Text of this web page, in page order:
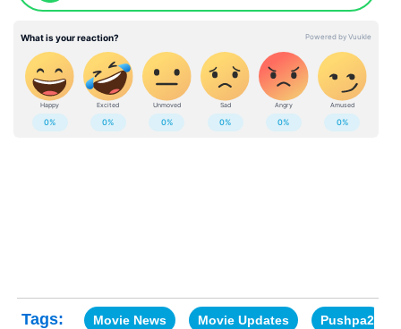
Tags: Movie News Movie Updates Pushpa2